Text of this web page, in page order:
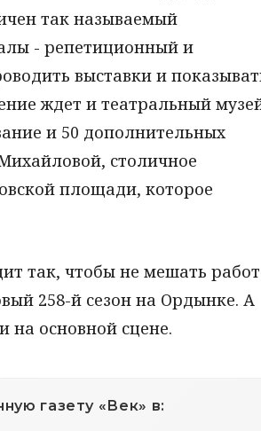
так называемый
- репетиционный и
выставки и
ждет и театральный
и 50 дополнительных
столичное
площади, которое
так, чтобы не мешать
258-й сезон на Ордынке. А
на основной сцене.
газету «Век» в: